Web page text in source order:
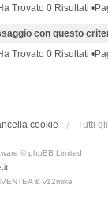
Trovato 0 Risultati
con questo
Trovato 0 Risultati
cookie Tutti
© phpBB Limited
& v12mike